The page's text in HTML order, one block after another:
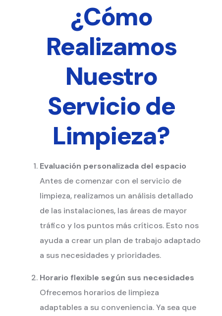
¿Cómo
Realizamos
Nuestro
Servicio de
Limpieza?
Evaluación personalizada del espacio
Antes de comenzar con el servicio de
limpieza, realizamos un análisis detallado
de las instalaciones, las áreas de mayor
tráfico y los puntos más críticos. Esto nos
ayuda a crear un plan de trabajo adaptado
a sus necesidades y prioridades.
Horario flexible según sus necesidades
Ofrecemos horarios de limpieza
adaptables a su conveniencia. Ya sea que